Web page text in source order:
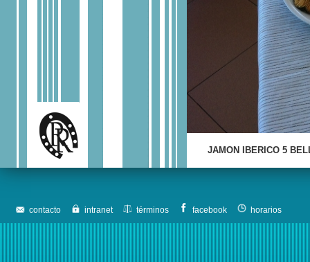
JAMON IBERICO 5
contacto intranet términos facebook horarios